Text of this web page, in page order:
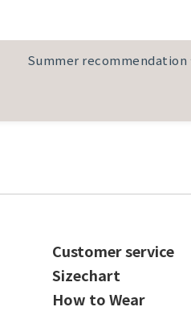
Summer recommendation
Customer service
Sizechart
How to Wear